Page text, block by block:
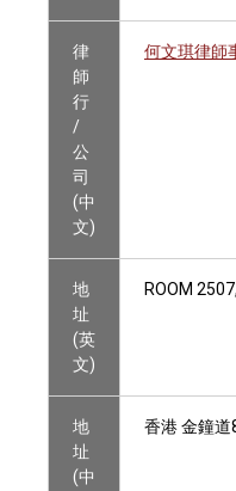
律
師
行
/
公
司
(中
文)
何文琪律師
地
址
(英
文)
ROOM
地
址
(中
香港 金鐘